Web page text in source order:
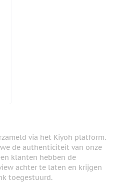
via het Kiyoh platform.
de authenticiteit van onze
klanten hebben de
achter te laten en krijgen
toegestuurd.